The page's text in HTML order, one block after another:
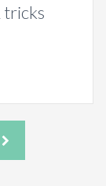
tricks